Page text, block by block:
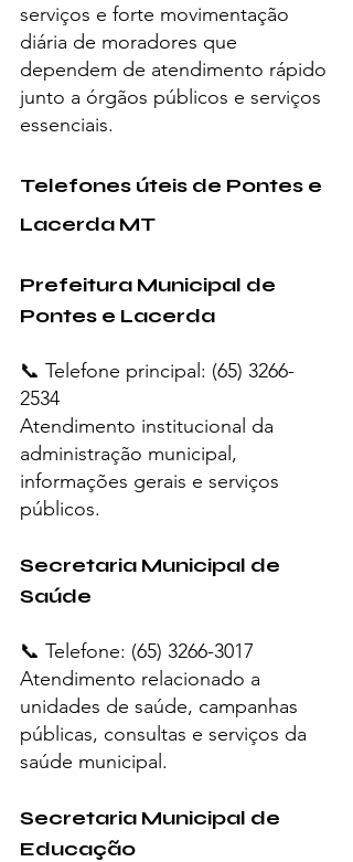
serviços e forte movimentação
diária de moradores que
dependem de atendimento rápido
junto a órgãos públicos e serviços
essenciais.
Telefones úteis de Pontes e
Lacerda MT
Prefeitura Municipal de
Pontes e Lacerda
📞 Telefone principal: (65) 3266-
2534
Atendimento institucional da
administração municipal,
informações gerais e serviços
públicos.
Secretaria Municipal de
Saúde
📞 Telefone: (65) 3266-3017
Atendimento relacionado a
unidades de saúde, campanhas
públicas, consultas e serviços da
saúde municipal.
Secretaria Municipal de
Educação